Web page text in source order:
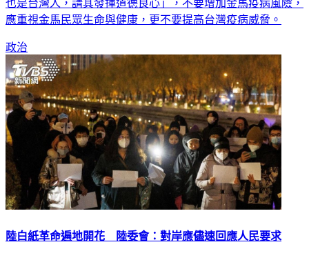
也是台灣人，請其發揮道德良心」，不要增加金馬疫病風險，
應重視金馬民眾生命與健康，更不要提高台灣疫病威脅。
政治
陸白紙革命遍地開花 陸委會：對岸應儘速回應人民要求